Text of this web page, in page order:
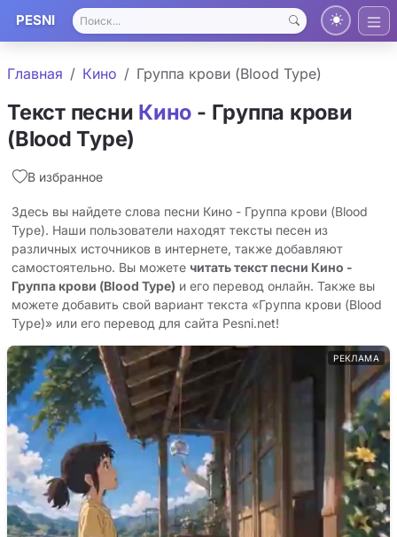
PESNI
Главная Кино Группа крови (Blood Type)
Текст песни Кино - Группа крови
(Blood Type)
В избранное
Здесь вы найдете слова песни Кино - Группа крови (Blood
Type). Наши пользователи находят тексты песен из
различных источников в интернете, также добавляют
самостоятельно. Вы можете читать текст песни Кино -
Группа крови (Blood Type) и его перевод онлайн. Также вы
можете добавить свой вариант текста «Группа крови (Blood
Type)» или его перевод для сайта Pesni.net!
РЕКЛАМА